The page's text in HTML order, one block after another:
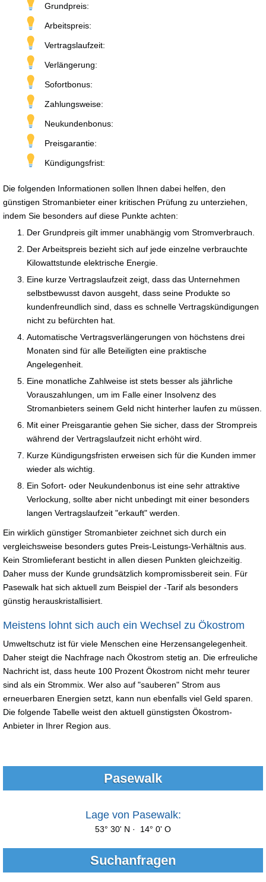
Grundpreis:
Arbeitspreis:
Vertragslaufzeit:
Verlängerung:
Sofortbonus:
Zahlungsweise:
Neukundenbonus:
Preisgarantie:
Kündigungsfrist:
Die folgenden Informationen sollen Ihnen dabei helfen, den
günstigen Stromanbieter einer kritischen Prüfung zu unterziehen,
indem Sie besonders auf diese Punkte achten:
Der Grundpreis gilt immer unabhängig vom Stromverbrauch.
Der Arbeitspreis bezieht sich auf jede einzelne verbrauchte
Kilowattstunde elektrische Energie.
Eine kurze Vertragslaufzeit zeigt, dass das Unternehmen
selbstbewusst davon ausgeht, dass seine Produkte so
kundenfreundlich sind, dass es schnelle Vertragskündigungen
nicht zu befürchten hat.
Automatische Vertragsverlängerungen von höchstens drei
Monaten sind für alle Beteiligten eine praktische
Angelegenheit.
Eine monatliche Zahlweise ist stets besser als jährliche
Vorauszahlungen, um im Falle einer Insolvenz des
Stromanbieters seinem Geld nicht hinterher laufen zu müssen.
Mit einer Preisgarantie gehen Sie sicher, dass der Strompreis
während der Vertragslaufzeit nicht erhöht wird.
Kurze Kündigungsfristen erweisen sich für die Kunden immer
wieder als wichtig.
Ein Sofort- oder Neukundenbonus ist eine sehr attraktive
Verlockung, sollte aber nicht unbedingt mit einer besonders
langen Vertragslaufzeit "erkauft" werden.
Ein wirklich günstiger Stromanbieter zeichnet sich durch ein
vergleichsweise besonders gutes Preis-Leistungs-Verhältnis aus.
Kein Stromlieferant besticht in allen diesen Punkten gleichzeitig.
Daher muss der Kunde grundsätzlich kompromissbereit sein. Für
Pasewalk hat sich aktuell zum Beispiel der -Tarif als besonders
günstig herauskristallisiert.
Meistens lohnt sich auch ein Wechsel zu Ökostrom
Umweltschutz ist für viele Menschen eine Herzensangelegenheit.
Daher steigt die Nachfrage nach Ökostrom stetig an. Die erfreuliche
Nachricht ist, dass heute 100 Prozent Ökostrom nicht mehr teurer
sind als ein Strommix. Wer also auf "sauberen" Strom aus
erneuerbaren Energien setzt, kann nun ebenfalls viel Geld sparen.
Die folgende Tabelle weist den aktuell günstigsten Ökostrom-
Anbieter in Ihrer Region aus.
Pasewalk
Lage von Pasewalk:
53° 30' N · 14° 0' O
Suchanfragen